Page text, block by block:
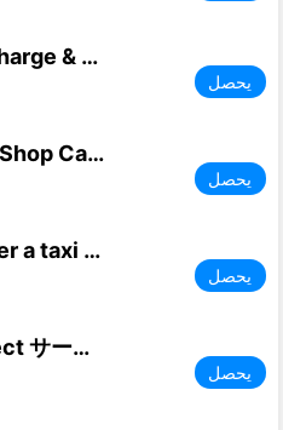
Shell: Fuel, Charge & More
يحصل
AutoTrader - Shop Cars Online
يحصل
maxim — order a taxi & food
يحصل
NissanConnect サービス
يحصل